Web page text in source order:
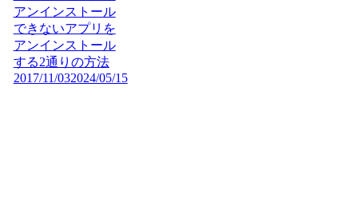
アンインストール
できないアプリを
アンインストール
する2通りの方法
2017/11/032024/05/15